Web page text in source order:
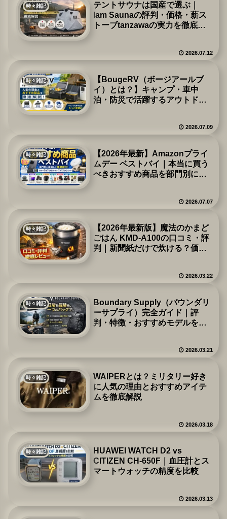
時々雑記
テントサウナは国産で選ぶ｜
Iam Saunaの評判・価格・薪ス
トーブtanzawaの実力を徹底解
2026.07.12
時々雑記
【BougeRV（ボージアールブ
イ）とは？】キャンプ・車中
泊・防災で活躍するアウトドア
2026.07.09
時々雑記
【2026年最新】Amazonプライ
ムデー ベストバイ｜本当に買う
べきおすすめ商品を部門別に紹
2026.07.07
時々雑記
【2026年最新版】魔法のかまど
ごはん KMD-A100の口コミ・評
判｜新聞紙だけで炊ける？価
2026.03.22
時々雑記
Boundary Supply（バウンダリ
ーサプライ）完全ガイド｜評
判・特徴・おすすめモデルを徹
2026.03.21
時々雑記
WAIPERとは？ミリタリー好き
に人気の理由とおすすめアイテ
ムを徹底解説
2026.03.18
時々雑記
HUAWEI WATCH D2 vs
CITIZEN CH-650F｜血圧計とス
マートウォッチの精度を比較
2026.03.13